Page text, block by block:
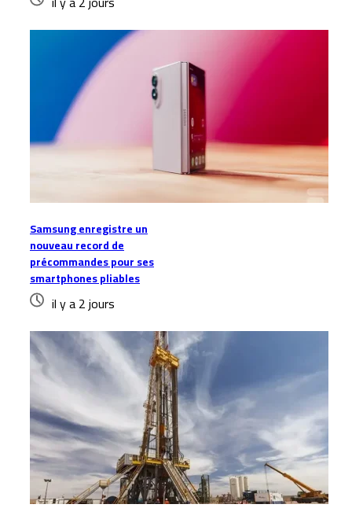
Samsung enregistre un
nouveau record de
précommandes pour ses
smartphones pliables
il y a 2 jours